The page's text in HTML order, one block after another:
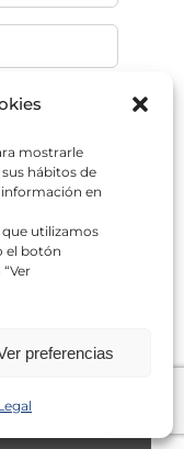
mostrarle
hábitos de
en
utilizamos
el botón
preferencias